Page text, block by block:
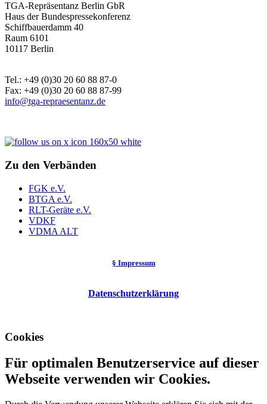
TGA-Repräsentanz Berlin GbR
Haus der Bundespressekonferenz
Schiffbauerdamm 40
Raum 6101
10117 Berlin
Tel.: +49 (0)30 20 60 88 87-0
Fax: +49 (0)30 20 60 88 87-99
info@tga-repraesentanz.de
Zu den Verbänden
FGK e.V.
BTGA e.V.
RLT-Geräte e.V.
VDKF
VDMA ALT
§ Impressum
Datenschutzerklärung
Cookies
Für optimalen Benutzerservice auf dieser
Webseite verwenden wir Cookies.